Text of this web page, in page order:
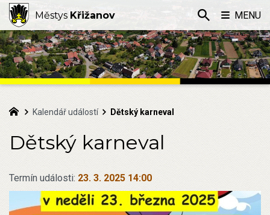
Kalendář událostí Dětský karneval
Dětský karneval
Termín události: 23. 3. 2025 14:00
Městys Křižanov MENU